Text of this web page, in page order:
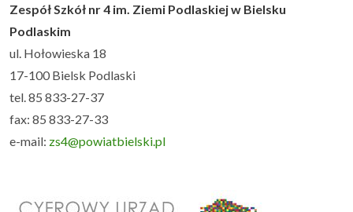
Zespół Szkół nr 4 im. Ziemi Podlaskiej w Bielsku
Podlaskim
ul. Hołowieska 18
17-100 Bielsk Podlaski
tel. 85 833-27-37
fax: 85 833-27-33
e-mail: zs4@powiatbielski.pl